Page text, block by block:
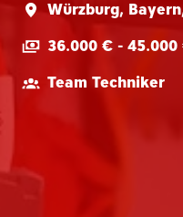
Würzburg, Bayern
36.000 € -
Team Techniker